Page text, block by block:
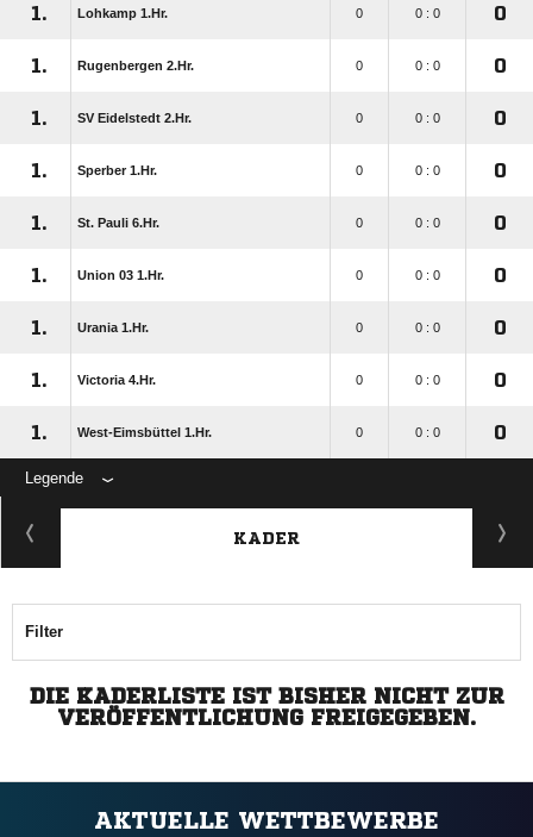
1. Lohkamp 1.Hr. 0 0 : 0 0
1. Rugenbergen 2.Hr. 0 0 : 0 0
1. SV Eidelstedt 2.Hr. 0 0 : 0 0
1. Sperber 1.Hr. 0 0 : 0 0
1. St. Pauli 6.Hr. 0 0 : 0 0
1. Union 03 1.Hr. 0 0 : 0 0
1. Urania 1.Hr. 0 0 : 0 0
1. Victoria 4.Hr. 0 0 : 0 0
1. West-Eimsbüttel 1.Hr. 0 0 : 0 0
Legende
KADER
Filter
DIE KADERLISTE IST BISHER NICHT ZUR
VERÖFFENTLICHUNG FREIGEGEBEN.
AKTUELLE WETTBEWERBE